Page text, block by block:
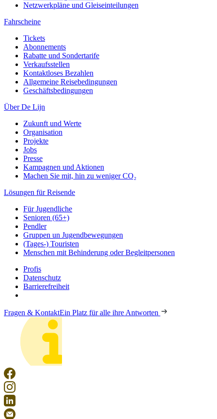
Netzwerkpläne und Gleiseinteilungen
Fahrscheine
Tickets
Abonnements
Rabatte und Sondertarife
Verkaufsstellen
Kontaktloses Bezahlen
Allgemeine Reisebedingungen
Geschäftsbedingungen
Über De Lijn
Zukunft und Werte
Organisation
Projekte
Jobs
Presse
Kampagnen und Aktionen
Machen Sie mit, hin zu weniger CO₂
Lösungen für Reisende
Für Jugendliche
Senioren (65+)
Pendler
Gruppen un Jugendbewegungen
(Tages-) Touristen
Menschen mit Behinderung oder Begleitpersonen
Profis
Datenschutz
Barrierefreiheit
Fragen & KontaktEin Platz für alle ihre Antworten